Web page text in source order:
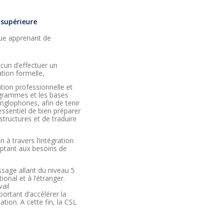
apprenant de
d’effectuer un
formelle,
professionnelle et
et les bases
afin de tenir
de bien préparer
et de traduire
à travers l’intégration
aux besoins de
allant du niveau 5
et à l’étranger.
d’accélérer la
A cette fin, la CSL